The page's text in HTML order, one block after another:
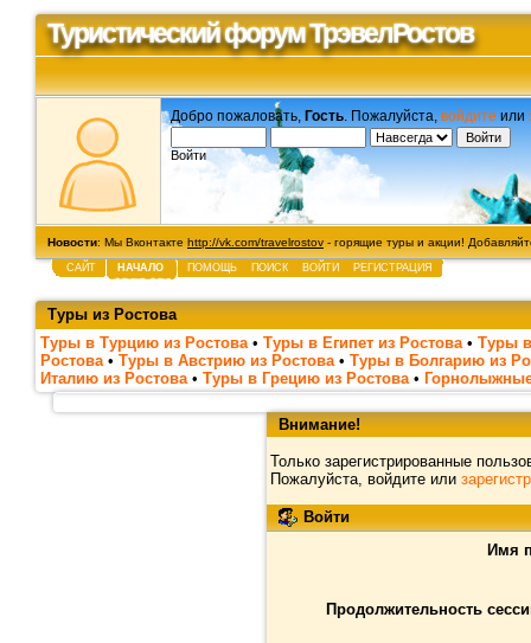
Туристический форум ТрэвелРостов
Добро пожаловать, Гость . Пожалуйста, войдите или
Войти
Новости: Мы Вконтакте http://vk.com/travelrostov - горящие туры и акции!
САЙТ НАЧАЛО ПОМОЩЬ ПОИСК ВОЙТИ РЕГИСТРАЦИЯ
Туры из Ростова
Туры в Турцию из Ростова • Туры в Египет из Ростова • Туры
Ростова • Туры в Австрию из Ростова • Туры в Болгарию из
Италию из Ростова • Туры в Грецию из Ростова •
Внимание!
Только зарегистрированные
Пожалуйста, войдите или
Войти
Имя
Продолжительность